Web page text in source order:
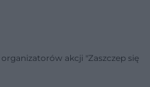
akcji "Zaszczep się